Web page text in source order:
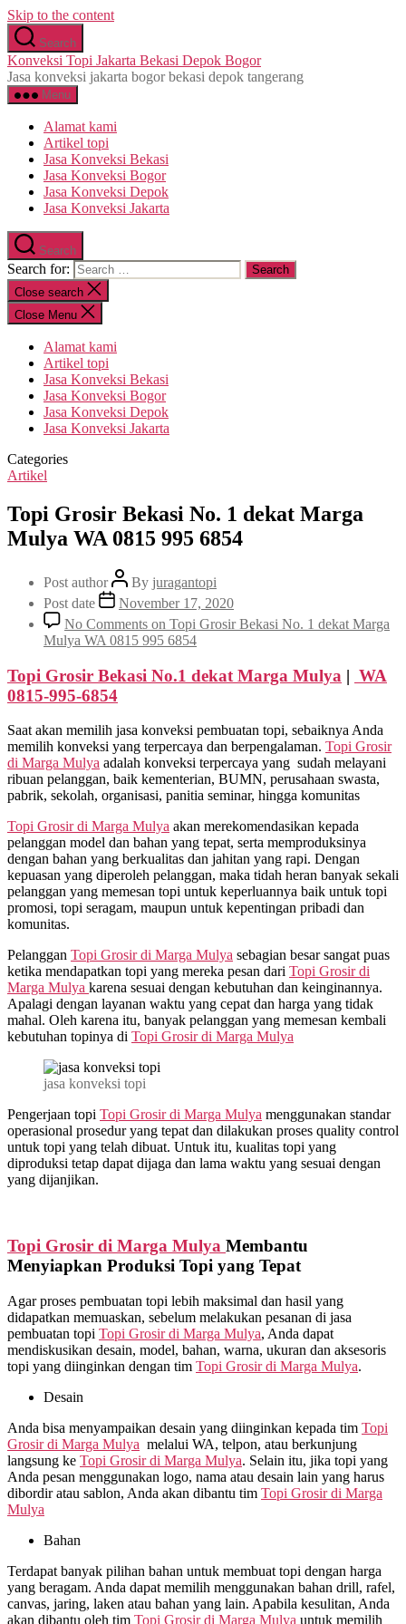
Skip to the content
Search
Konveksi Topi Jakarta Bekasi Depok Bogor
Jasa konveksi jakarta bogor bekasi depok tangerang
Menu
Alamat kami
Artikel topi
Jasa Konveksi Bekasi
Jasa Konveksi Bogor
Jasa Konveksi Depok
Jasa Konveksi Jakarta
Search
Search for:
Close search
Close Menu
Alamat kami
Artikel topi
Jasa Konveksi Bekasi
Jasa Konveksi Bogor
Jasa Konveksi Depok
Jasa Konveksi Jakarta
Categories
Artikel
Topi Grosir Bekasi No. 1 dekat Marga
Mulya WA 0815 995 6854
Post author By juragantopi
Post date
November 17, 2020
No Comments on Topi Grosir Bekasi No. 1 dekat Marga
Mulya WA 0815 995 6854
Topi Grosir Bekasi No.1 dekat Marga Mulya | WA
0815-995-6854
Saat akan memilih jasa konveksi pembuatan topi, sebaiknya Anda
memilih konveksi yang terpercaya dan berpengalaman. Topi Grosir
di Marga Mulya adalah konveksi terpercaya yang sudah melayani
ribuan pelanggan, baik kementerian, BUMN, perusahaan swasta,
pabrik, sekolah, organisasi, panitia seminar, hingga komunitas
Topi Grosir di Marga Mulya akan merekomendasikan kepada
pelanggan model dan bahan yang tepat, serta memproduksinya
dengan bahan yang berkualitas dan jahitan yang rapi. Dengan
kepuasan yang diperoleh pelanggan, maka tidah heran banyak sekali
pelanggan yang memesan topi untuk keperluannya baik untuk topi
promosi, topi seragam, maupun untuk kepentingan pribadi dan
komunitas.
Pelanggan Topi Grosir di Marga Mulya sebagian besar sangat puas
ketika mendapatkan topi yang mereka pesan dari Topi Grosir di
Marga Mulya karena sesuai dengan kebutuhan dan keinginannya.
Apalagi dengan layanan waktu yang cepat dan harga yang tidak
mahal. Oleh karena itu, banyak pelanggan yang memesan kembali
kebutuhan topinya di Topi Grosir di Marga Mulya
jasa konveksi topi
Pengerjaan topi Topi Grosir di Marga Mulya menggunakan standar
operasional prosedur yang tepat dan dilakukan proses quality control
untuk topi yang telah dibuat. Untuk itu, kualitas topi yang
diproduksi tetap dapat dijaga dan lama waktu yang sesuai dengan
yang dijanjikan.
Topi Grosir di Marga Mulya Membantu
Menyiapkan Produksi Topi yang Tepat
Agar proses pembuatan topi lebih maksimal dan hasil yang
didapatkan memuaskan, sebelum melakukan pesanan di jasa
pembuatan topi Topi Grosir di Marga Mulya, Anda dapat
mendiskusikan desain, model, bahan, warna, ukuran dan aksesoris
topi yang diinginkan dengan tim Topi Grosir di Marga Mulya.
Desain
Anda bisa menyampaikan desain yang diinginkan kepada tim Topi
Grosir di Marga Mulya melalui WA, telpon, atau berkunjung
langsung ke Topi Grosir di Marga Mulya. Selain itu, jika topi yang
Anda pesan menggunakan logo, nama atau desain lain yang harus
dibordir atau sablon, Anda akan dibantu tim Topi Grosir di Marga
Mulya
Bahan
Terdapat banyak pilihan bahan untuk membuat topi dengan harga
yang beragam. Anda dapat memilih menggunakan bahan drill, rafel,
canvas, jaring, laken atau bahan yang lain. Apabila kesulitan, Anda
akan dibantu oleh tim Topi Grosir di Marga Mulya untuk memilih